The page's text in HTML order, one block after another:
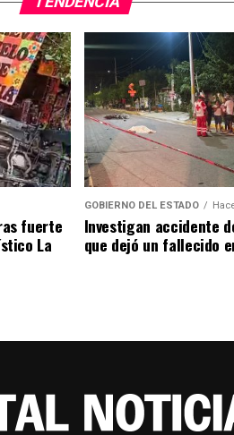
fuerte
La
GOBIERNO DEL ESTADO
Investigan accidente
que dejó un fallecido